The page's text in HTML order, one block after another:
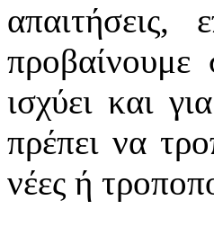
απαιτήσεις,
προβαίνουμε
ισχύει και
πρέπει να
νέες ή